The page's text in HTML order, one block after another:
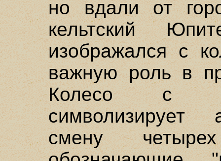
но вдали от
кельтский
изображался с
важную роль в
Колесо с
символизирует
смену